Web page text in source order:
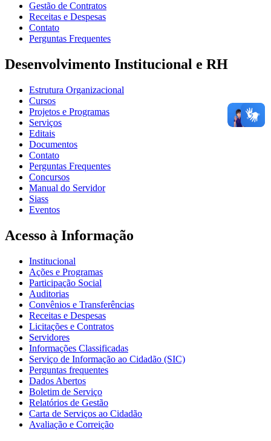
Gestão de Contratos
Receitas e Despesas
Contato
Perguntas Frequentes
Desenvolvimento Institucional e RH
Estrutura Organizacional
Cursos
Projetos e Programas
Serviços
Editais
Documentos
Contato
Perguntas Frequentes
Concursos
Manual do Servidor
Siass
Eventos
Acesso à Informação
Institucional
Ações e Programas
Participação Social
Auditorias
Convênios e Transferências
Receitas e Despesas
Licitações e Contratos
Servidores
Informações Classificadas
Serviço de Informação ao Cidadão (SIC)
Perguntas frequentes
Dados Abertos
Boletim de Serviço
Relatórios de Gestão
Carta de Serviços ao Cidadão
Avaliação e Correição